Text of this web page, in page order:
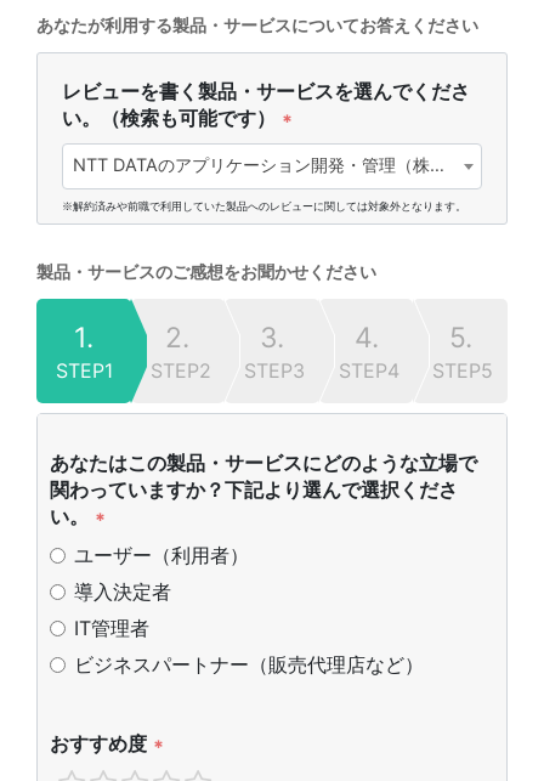
あなたが利用する製品・サービスについてお答えください
レビューを書く製品・サービスを選んでくださ
い。（検索も可能です）
*
NTT DATAのアプリケーション開発・管理（株式会社NTTデータ)
※解約済みや前職で利用していた製品へのレビューに関しては対象外となります。
製品・サービスのご感想をお聞かせください
1.
STEP1
2.
STEP2
3.
STEP3
4.
STEP4
5.
STEP5
あなたはこの製品・サービスにどのような立場で
関わっていますか？下記より選んで選択くださ
い。
*
ユーザー（利用者）
導入決定者
IT管理者
ビジネスパートナー（販売代理店など）
おすすめ度 *